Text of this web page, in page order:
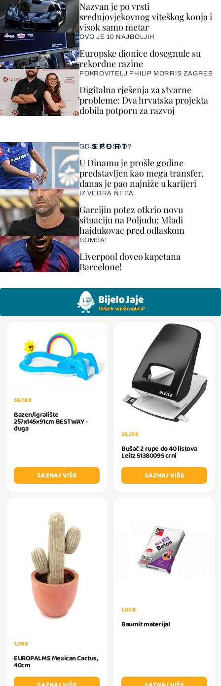
SPORT
GDJE ĆE SAD?
U Dinamu je prošle godine
predstavljen kao mega transfer,
danas je pao najniže u karijeri
IZ VEDRA NEBA
Garcijin potez otkrio novu
situaciju na Poljudu: Mladi
hajdukovac pred odlaskom
BOMBA!
Liverpool doveo kapetana
Barcelone!
Nazvan je po vrsti
srednjovjekovnog viteškog konja i
visok samo metar
OVO JE 10 NAJBOLJIH
Europske dionice dosegnule su
rekordne razine
POKROVITELJ PHILIP MORRIS ZAGREB
Digitalna rješenja za stvarne
probleme: Dva hrvatska projekta
dobila potporu za razvoj
56,78 €
Bazen/igralište
257x145x91cm BESTWAY -
duga
SAZNAJ VIŠE
36,25 €
Bušač 2 rupe do 40 listova
Leitz 51380095 crni
SAZNAJ VIŠE
1,00 €
EUROPALMS Mexican Cactus,
40cm
1,00 €
Baumit materijal